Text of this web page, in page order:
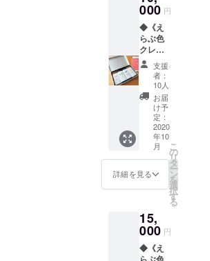
礼の
メッ
セージ
を添え
て、お
送りさ
せてい
ただき
ます。
※1歳未
満の乳
児には
与えな
いでく
ださ
い。
カ墨・
琉球
藍・
ビー
ツ）、
缶の中
に入っ
ていま
す。そ
れぞれ
の色が
異なる
図形に
なって
いて、
色と形
す。 ご
支援へ
のお礼
のメッ
000 円
◆《え
らぶ色
クレヨ
ン
classic
》4色カ
スタマ
イズ◆
赤土・
シマ
桑・島
みか
ん・
コー
ヒー・
イカ
シの
実・琉
球藍・
ビーツ
支援
者：
10人
お届
け予
定：
2020
年10
月
詳細を見る
こ
の
リ
タ
ー
ン
を
選
択
す
る
15,
000 円
◆《え